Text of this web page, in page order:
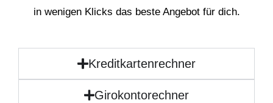
in wenigen Klicks das beste Angebot für dich.
Kreditkartenrechner
Girokontorechner